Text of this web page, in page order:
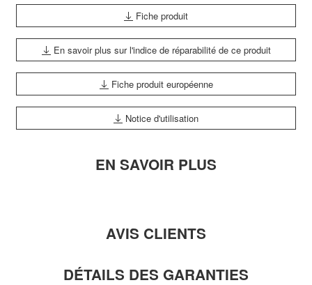
Fiche produit
En savoir plus sur l'indice de réparabilité de ce produit
Fiche produit européenne
Notice d'utilisation
EN SAVOIR PLUS
AVIS CLIENTS
DÉTAILS DES GARANTIES